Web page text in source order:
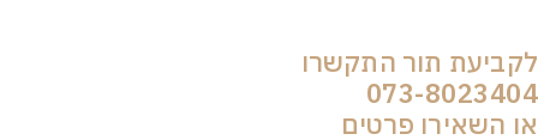
תור התקשרו
073-
פרטים